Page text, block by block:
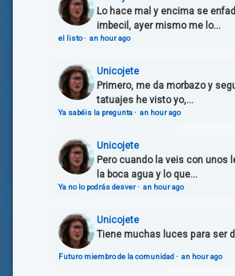
Lo hace mal y encima se
imbecil, ayer mismo me lo...
el listo· an hour ago
Unicojete
Primero, me da morbazo y
tatuajes he visto yo,...
Ya sabéis la pregunta· an hour ago
Unicojete
Pero cuando la veis con unos
la boca agua y lo que...
Ya no lo podrás desver· an hour ago
Unicojete
Tiene muchas luces para ser
Futuro miembro de la comunidad· an hour ago